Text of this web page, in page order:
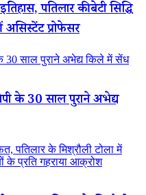
पतिलार की बेटी सिद्धि
असिस्टेंट प्रोफेसर
30 साल पुराने अभेद्य किले में सेंध
के 30 साल पुराने अभेद्य
पतिलार के मिश्रौली टोला में
के प्रति गहराया आक्रोश